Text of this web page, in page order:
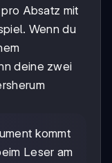
Absatz mit
Wenn du
deine zwei
kommt
Leser am